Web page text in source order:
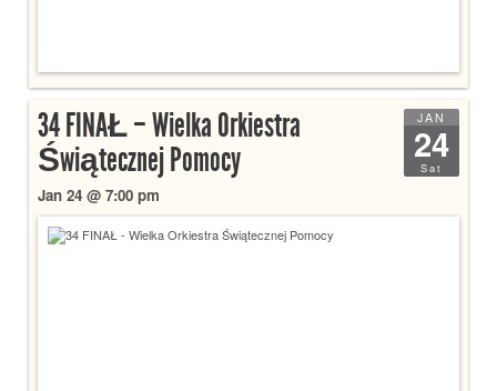
JAN
24
Sat
34 FINAŁ – Wielka Orkiestra
Świątecznej Pomocy
Jan 24 @ 7:00 pm